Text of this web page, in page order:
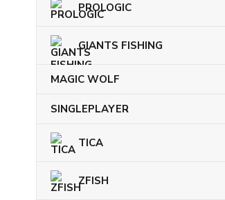
PROLOGIC
GIANTS FISHING
MAGIC WOLF
SINGLEPLAYER
TICA
ZFISH